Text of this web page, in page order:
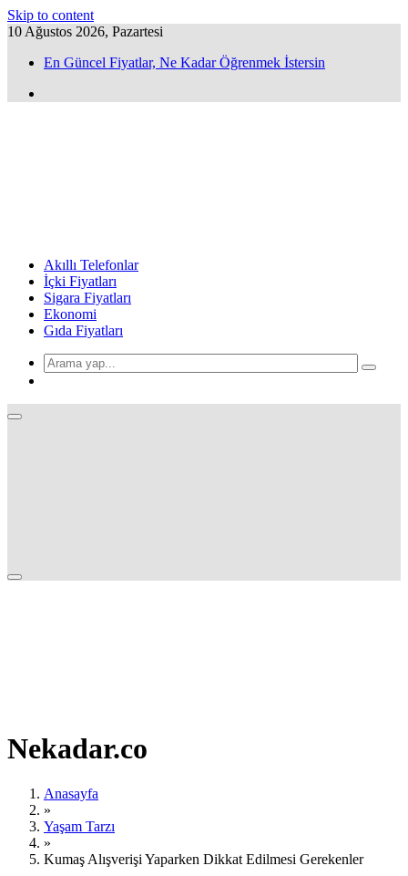
Skip to content
10 Ağustos 2026, Pazartesi
En Güncel Fiyatlar, Ne Kadar Öğrenmek İstersin
Akıllı Telefonlar
İçki Fiyatları
Sigara Fiyatları
Ekonomi
Gıda Fiyatları
Nekadar.co
Anasayfa
»
Yaşam Tarzı
»
Kumaş Alışverişi Yaparken Dikkat Edilmesi Gerekenler